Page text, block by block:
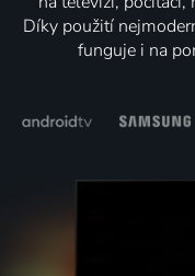
Díky použití
funguje i na